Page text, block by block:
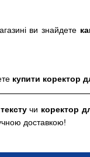
ви знайдете
купити коректор
чи коректор
доставкою!